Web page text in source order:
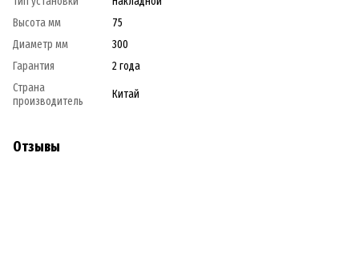
Высота мм
75
Диаметр мм
300
Гарантия
2 года
Страна
производитель
Китай
Отзывы